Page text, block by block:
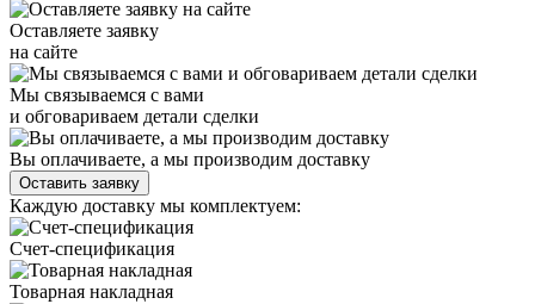
Оставляете заявку
на сайте
Мы связываемся с вами
и обговариваем детали сделки
Вы оплачиваете, а мы производим доставку
Оставить заявку
Каждую доставку мы комплектуем:
Счет-спецификация
Товарная накладная